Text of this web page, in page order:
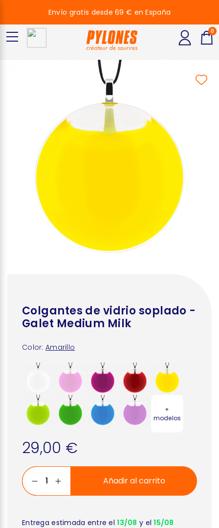
Colgantes de vidrio soplado -
Galet Medium Milk
Color: Amarillo
+
modelos
29,00 €
Añadir al carrito
Entrega estimada entre el13/08 y el15/08
Envío gratis desde 69 € en España
0